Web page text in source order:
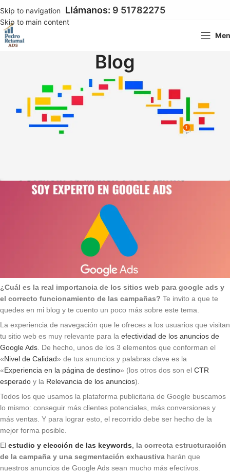
Skip to navigation
Skip to main content
Llámanos: 9 51782275
Blog
GOOGLE ADS
Cómo Optimizar Sitios Web para
Pedro Pablo Retamal On 11 marzo 2020 1
¿Cuál es la real importancia de los sitios web para google ads y
el correcto funcionamiento de las campañas? Te invito a que te
quedes en mi blog y te cuento un poco más sobre este tema.
La experiencia de navegación que le ofreces a los usuarios que visitan
tu sitio web es muy relevante para la efectividad de los anuncios de
Google Ads . De hecho, unos de los 3 elementos que conforman el
«Nivel de Calidad» de tus anuncios y palabras clave es la
«Experiencia en la página de destino» (los otros dos son el CTR
esperado y la Relevancia de los anuncios).
Todos los que usamos la plataforma publicitaria de Google buscamos
lo mismo: conseguir más clientes potenciales, más conversiones y
más ventas. Y para lograr esto, el recorrido debe ser hecho de la
mejor forma posible.
El estudio y elección de las keywords, la correcta estructuración
de la campaña y una segmentación exhaustiva harán que
nuestros anuncios de Google Ads sean mucho más efectivos.